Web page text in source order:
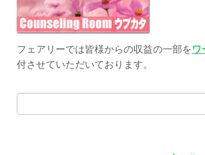
フェアリーでは皆様からの収益の一部をワ
付させていただいております。
検
索: